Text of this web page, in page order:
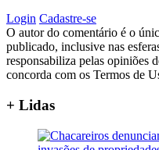
Login Cadastre-se
O autor do comentário é o
publicado, inclusive nas
responsabiliza pelas opiniões
concorda com os Termos de
+ Lidas